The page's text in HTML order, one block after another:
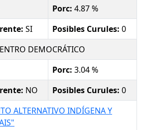
Porc: 4.87 %
SI Posibles Curules: 0
DEMOCRÁTICO
Porc: 3.04 %
NO Posibles Curules: 0
ALTERNATIVO INDÍGENA Y